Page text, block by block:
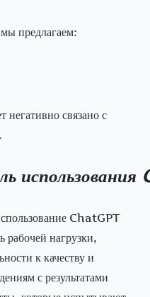
предлагаем:
связано с
использования
ChatGPT
рабочей нагрузки,
к качеству и
с результатами